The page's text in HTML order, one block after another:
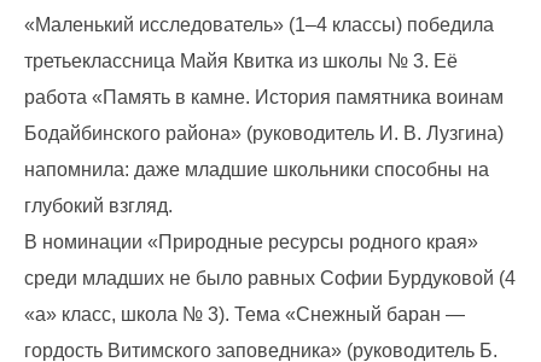
«Маленький исследователь» (1–4 классы) победила
третьеклассница Майя Квитка из школы № 3. Её
работа «Память в камне. История памятника воинам
Бодайбинского района» (руководитель И. В. Лузгина)
напомнила: даже младшие школьники способны на
глубокий взгляд.
В номинации «Природные ресурсы родного края»
среди младших не было равных Софии Бурдуковой (4
«а» класс, школа № 3). Тема «Снежный баран —
гордость Витимского заповедника» (руководитель Б.